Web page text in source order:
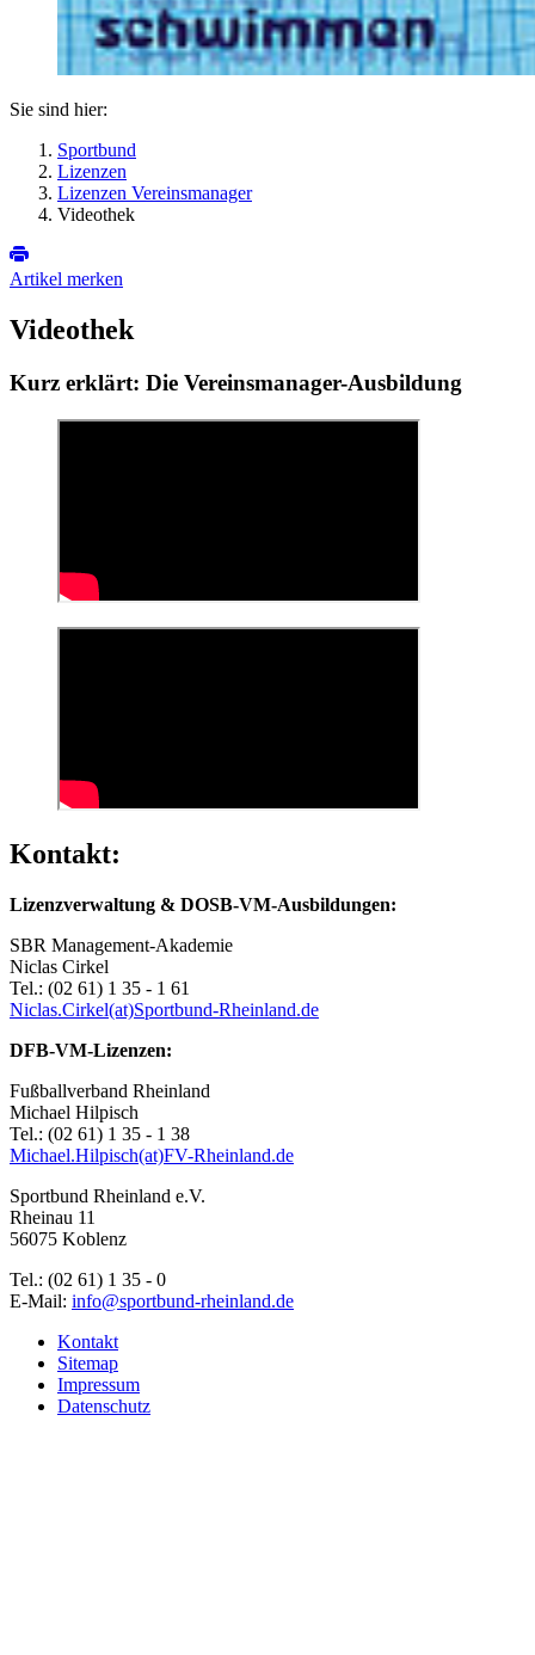
Sie sind hier:
Sportbund
Lizenzen
Lizenzen Vereinsmanager
Videothek
Artikel merken
Videothek
Kurz erklärt: Die Vereinsmanager-Ausbildung
Kontakt:
Lizenzverwaltung & DOSB-VM-Ausbildungen:
SBR Management-Akademie
Niclas Cirkel
Tel.: (02 61) 1 35 - 1 61
Niclas.Cirkel(at)Sportbund-Rheinland.de
DFB-VM-Lizenzen:
Fußballverband Rheinland
Michael Hilpisch
Tel.: (02 61) 1 35 - 1 38
Michael.Hilpisch(at)FV-Rheinland.de
Sportbund Rheinland e.V.
Rheinau 11
56075 Koblenz
Tel.: (02 61) 1 35 - 0
E-Mail: info@sportbund-rheinland.de
Kontakt
Sitemap
Impressum
Datenschutz